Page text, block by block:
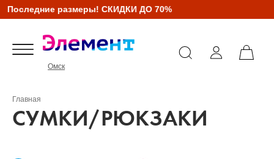
Последние размеры! СКИДКИ ДО 70%
Омск
Главная
СУМКИ/РЮКЗАКИ